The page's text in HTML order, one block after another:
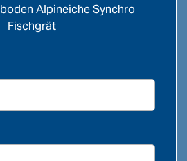
Alpineiche Synchro
Fischgrät